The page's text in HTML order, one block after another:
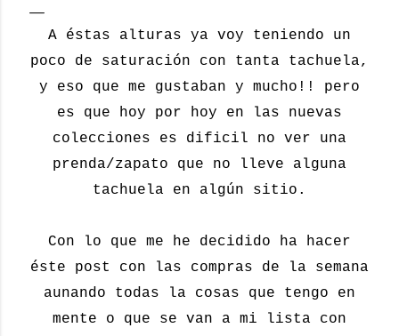
A éstas alturas ya voy teniendo un
poco de saturación con tanta tachuela,
y eso que me gustaban y mucho!! pero
es que hoy por hoy en las nuevas
colecciones es dificil no ver una
prenda/zapato que no lleve alguna
tachuela en algún sitio.
Con lo que me he decidido ha hacer
éste post con las compras de la semana
aunando todas la cosas que tengo en
mente o que se van a mi lista con